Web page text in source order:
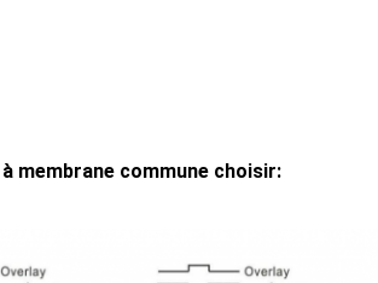
membrane commune choisir: